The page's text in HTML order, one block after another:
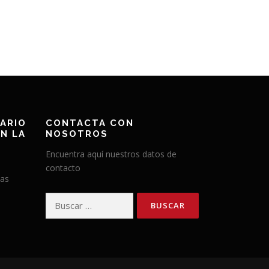
LA
CONTACTA CON
NOSOTROS
Encuentra aquí nuestros datos de
contacto